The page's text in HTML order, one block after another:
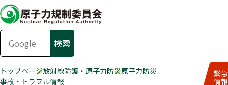
緊急
情報
トップページ放射線防護・原子力防災原子力防災
事故・トラブル情報